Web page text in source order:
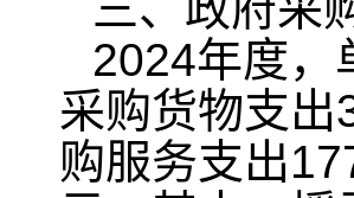
2024年度，
采购货物支
购服务支出